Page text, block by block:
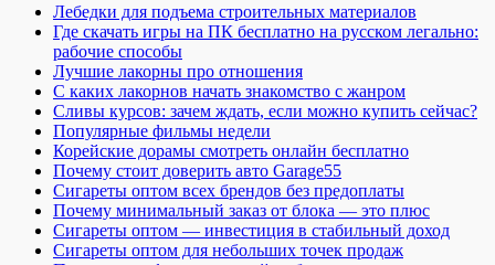
Лебедки для подъема строительных материалов
Где скачать игры на ПК бесплатно на русском легально:
рабочие способы
Лучшие лакорны про отношения
С каких лакорнов начать знакомство с жанром
Сливы курсов: зачем ждать, если можно купить сейчас?
Популярные фильмы недели
Корейские дорамы смотреть онлайн бесплатно
Почему стоит доверить авто Garage55
Сигареты оптом всех брендов без предоплаты
Почему минимальный заказ от блока — это плюс
Сигареты оптом — инвестиция в стабильный доход
Сигареты оптом для небольших точек продаж